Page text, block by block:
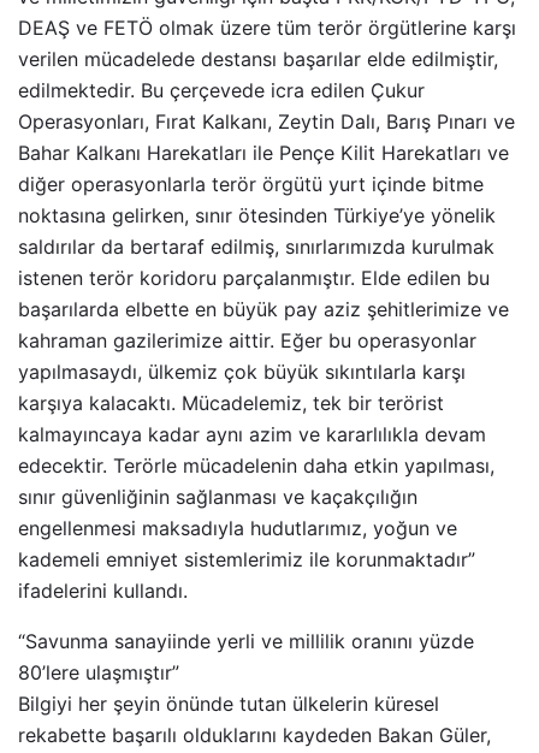
DEAŞ ve FETÖ olmak üzere tüm terör örgütlerine karşı
verilen mücadelede destansı başarılar elde edilmiştir,
edilmektedir. Bu çerçevede icra edilen Çukur
Operasyonları, Fırat Kalkanı, Zeytin Dalı, Barış Pınarı ve
Bahar Kalkanı Harekatları ile Pençe Kilit Harekatları ve
diğer operasyonlarla terör örgütü yurt içinde bitme
noktasına gelirken, sınır ötesinden Türkiye’ye yönelik
saldırılar da bertaraf edilmiş, sınırlarımızda kurulmak
istenen terör koridoru parçalanmıştır. Elde edilen bu
başarılarda elbette en büyük pay aziz şehitlerimize ve
kahraman gazilerimize aittir. Eğer bu operasyonlar
yapılmasaydı, ülkemiz çok büyük sıkıntılarla karşı
karşıya kalacaktı. Mücadelemiz, tek bir terörist
kalmayıncaya kadar aynı azim ve kararlılıkla devam
edecektir. Terörle mücadelenin daha etkin yapılması,
sınır güvenliğinin sağlanması ve kaçakçılığın
engellenmesi maksadıyla hudutlarımız, yoğun ve
kademeli emniyet sistemlerimiz ile korunmaktadır”
ifadelerini kullandı.
“Savunma sanayiinde yerli ve millilik oranını yüzde
80’lere ulaşmıştır”
Bilgiyi her şeyin önünde tutan ülkelerin küresel
rekabette başarılı olduklarını kaydeden Bakan Güler,